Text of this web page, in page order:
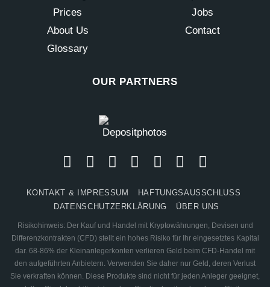
Prices
About Us
Glossary
Jobs
Contact
OUR PARTNERS
KONTAKT & IMPRESSUM
HAFTUNGSAUSSCHLUSS
DATENSCHUTZERKLÄRUNG
ÜBER UNS
Risikohinweis: Der Kauf und Handel mit Kryptowährungen, Devisen und
Differenzkontrakten (CFD) stellt ein hohes Risiko für Ihr eingesetztes Kapital
dar. 68-86% der Kleinanlegerkonten verlieren Geld beim CFD-Handel mit
den aufgeführten Anbietern. Verwenden Sie daher nur Geld, deren Verlust
Sie verkraften können. Diese Produkte sind nicht für jeden Anleger geeignet,